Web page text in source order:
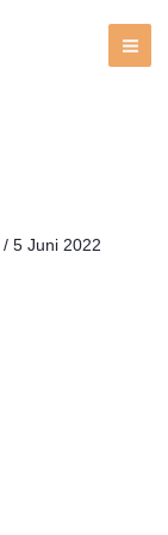
/ 5 Juni 2022